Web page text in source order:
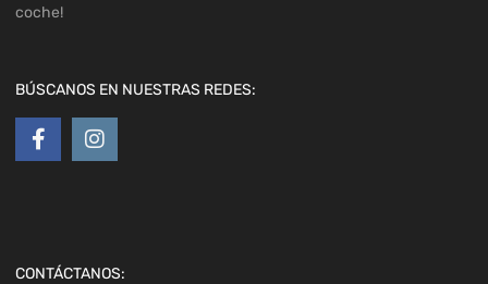
coche!
BÚSCANOS EN NUESTRAS REDES:
CONTÁCTANOS: